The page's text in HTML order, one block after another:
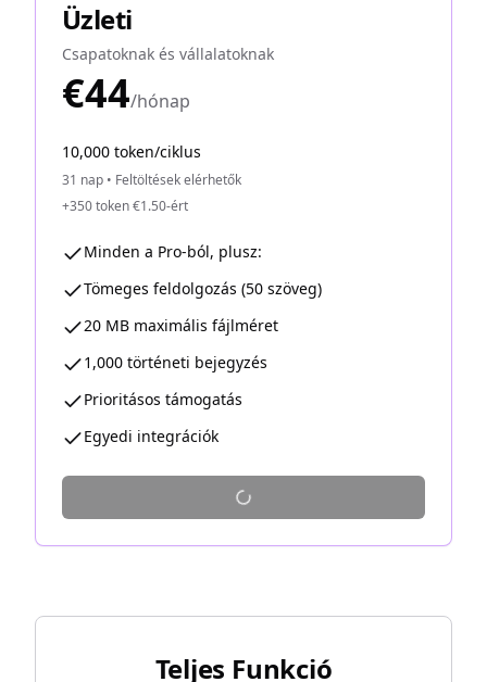
Üzleti
Csapatoknak és vállalatoknak
€44/hónap
10,000 token/ciklus
31 nap • Feltöltések elérhetők
+350 token €1.50-ért
Minden a Pro-ból, plusz:
Tömeges feldolgozás (50 szöveg)
20 MB maximális fájlméret
1,000 történeti bejegyzés
Prioritásos támogatás
Egyedi integrációk
Teljes Funkció